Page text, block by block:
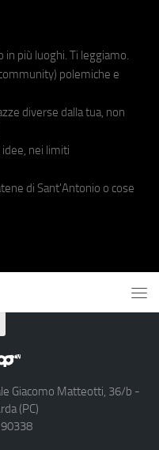
in più luoghi. Ti leggiamo.
polemiche e
diverse dalla tua, non
nei limiti
di Sant'Antonio o cose
Giacomo Matteotti, 36/b -
(PC)